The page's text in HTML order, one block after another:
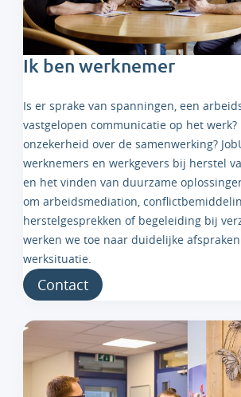
Ik ben werknemer
Is er sprake van spanningen, een
vastgelopen communicatie op het
onzekerheid over de samenwerking?
werknemers en werkgevers bij herstel
en het vinden van duurzame
om arbeidsmediation,
herstelgesprekken of begeleiding bij
werken we toe naar duidelijke
werksituatie.
Contact